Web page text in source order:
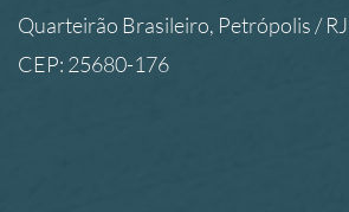
Quarteirão Brasileiro, Petrópolis / RJ
CEP: 25680-176